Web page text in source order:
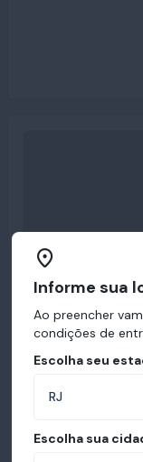
Informe sua
Ao preencher
condições de
Escolha seu
Escolha sua